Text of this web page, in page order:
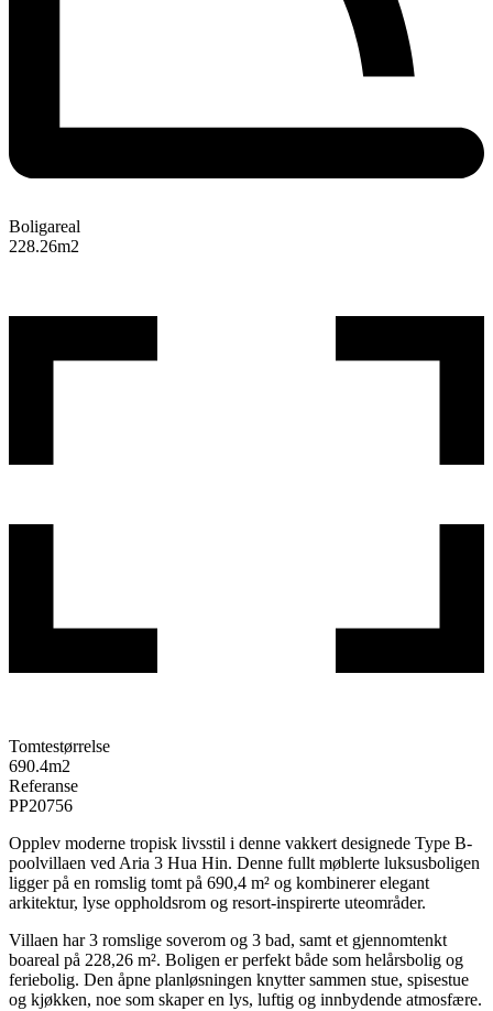
Boligareal
228.26m2
Tomtestørrelse
690.4m2
Referanse
PP20756
Opplev moderne tropisk livsstil i denne vakkert designede Type B-
poolvillaen ved Aria 3 Hua Hin. Denne fullt møblerte luksusboligen
ligger på en romslig tomt på 690,4 m² og kombinerer elegant
arkitektur, lyse oppholdsrom og resort-inspirerte uteområder.
Villaen har 3 romslige soverom og 3 bad, samt et gjennomtenkt
boareal på 228,26 m². Boligen er perfekt både som helårsbolig og
feriebolig. Den åpne planløsningen knytter sammen stue, spisestue
og kjøkken, noe som skaper en lys, luftig og innbydende atmosfære.